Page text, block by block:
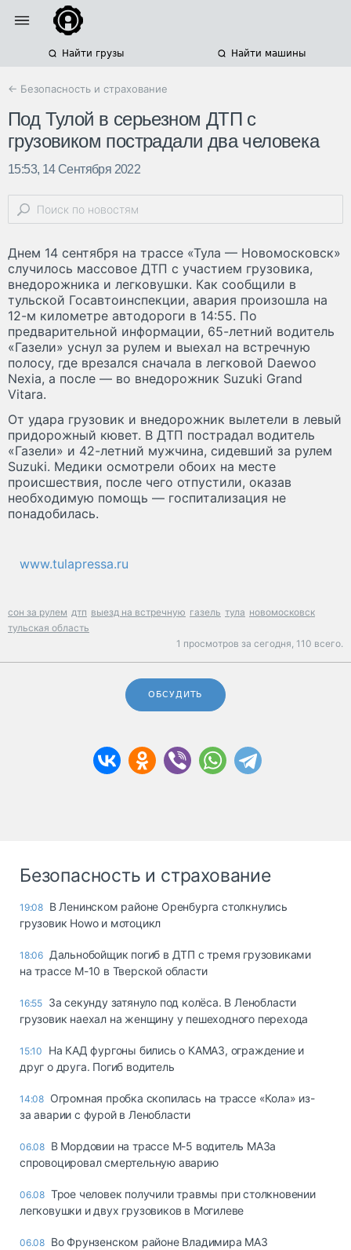
Найти грузы Найти машины
← Безопасность и страхование
Под Тулой в серьезном ДТП с
грузовиком пострадали два человека
15:53, 14 Сентября 2022
Днем 14 сентября на трассе «Тула — Новомосковск»
случилось массовое ДТП с участием грузовика,
внедорожника и легковушки. Как сообщили в
тульской Госавтоинспекции, авария произошла на
12-м километре автодороги в 14:55. По
предварительной информации, 65-летний водитель
«Газели» уснул за рулем и выехал на встречную
полосу, где врезался сначала в легковой Daewoo
Nexia, а после — во внедорожник Suzuki Grand
Vitara.
От удара грузовик и внедорожник вылетели в левый
придорожный кювет. В ДТП пострадал водитель
«Газели» и 42-летний мужчина, сидевший за рулем
Suzuki. Медики осмотрели обоих на месте
происшествия, после чего отпустили, оказав
необходимую помощь — госпитализация не
понадобилась.
www.tulapressa.ru
сон за рулем дтп выезд на встречную газель тула новомосковск
тульская область
1 просмотров за сегодня, 110 всего.
ОБСУДИТЬ
Безопасность и страхование
19:08 В Ленинском районе Оренбурга столкнулись
грузовик Howo и мотоцикл
18:06 Дальнобойщик погиб в ДТП с тремя грузовиками
на трассе М-10 в Тверской области
16:55 За секунду затянуло под колёса. В Ленобласти
грузовик наехал на женщину у пешеходного перехода
15:10
На КАД фургоны бились о КАМАЗ, ограждение и
друг о друга. Погиб водитель
14:08 Огромная пробка скопилась на трассе «Кола» из-
за аварии с фурой в Ленобласти
06.08 В Мордовии на трассе М-5 водитель МАЗа
спровоцировал смертельную аварию
06.08 Трое человек получили травмы при столкновении
легковушки и двух грузовиков в Могилеве
06.08 Во Фрунзенском районе Владимира МАЗ